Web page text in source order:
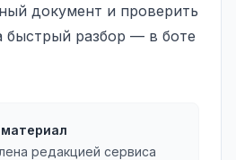
документ и проверить
быстрый разбор — в боте
редакцией сервиса